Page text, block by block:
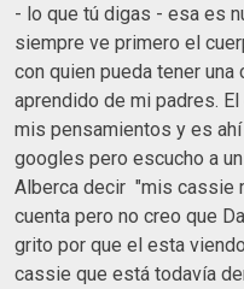
- lo que tú digas - esa es
siempre ve primero el
con quien pueda tener
aprendido de mi padres.
mis pensamientos y es
googles pero escucho a
Alberca decir "mis cassie
cuenta pero no creo que
grito por que el esta
cassie que está todavía